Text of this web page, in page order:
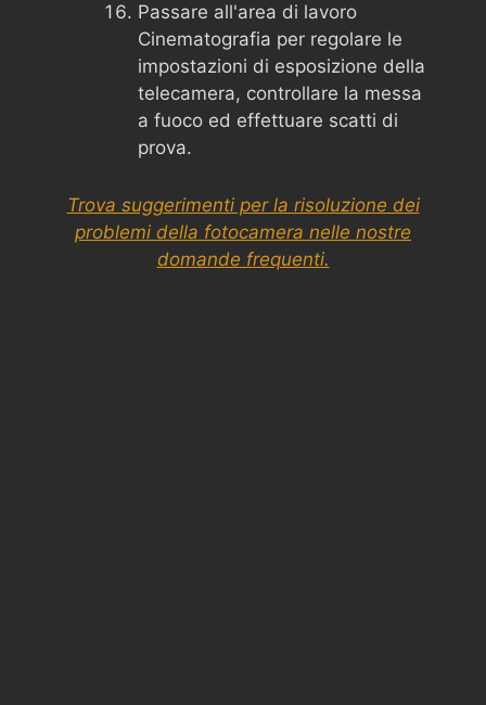
Passare all'area di lavoro
Cinematografia per regolare le
impostazioni di esposizione della
telecamera, controllare la messa
a fuoco ed effettuare scatti di
prova.
Trova suggerimenti per la risoluzione dei
problemi della fotocamera nelle nostre
domande frequenti.